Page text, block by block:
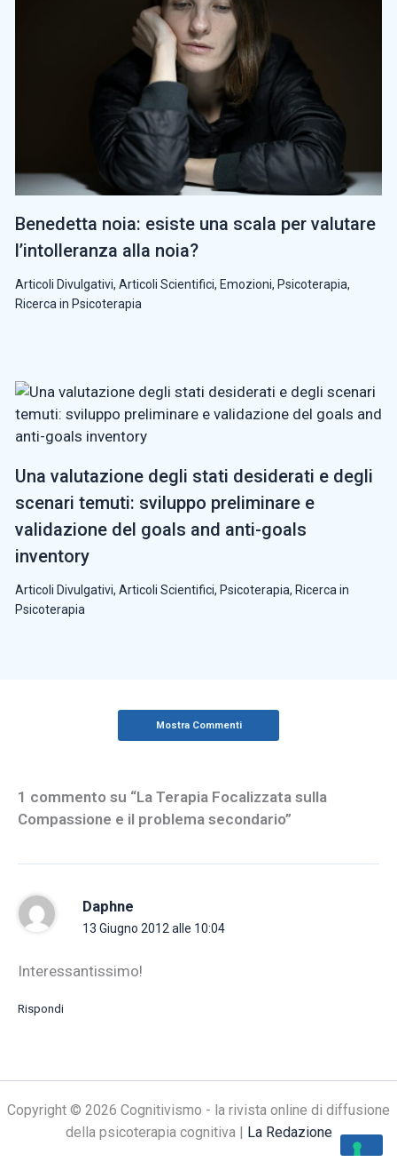
Benedetta noia: esiste una scala per valutare
l’intolleranza alla noia?
Articoli Divulgativi, Articoli Scientifici, Emozioni, Psicoterapia,
Ricerca in Psicoterapia
Una valutazione degli stati desiderati e degli
scenari temuti: sviluppo preliminare e
validazione del goals and anti-goals
inventory
Articoli Divulgativi, Articoli Scientifici, Psicoterapia, Ricerca in
Psicoterapia
Mostra Commenti
1 commento su “La Terapia Focalizzata sulla
Compassione e il problema secondario”
Daphne
13 Giugno 2012 alle 10:04
Interessantissimo!
Rispondi
Copyright © 2026 Cognitivismo - la rivista online di diffusione
della psicoterapia cognitiva | La Redazione